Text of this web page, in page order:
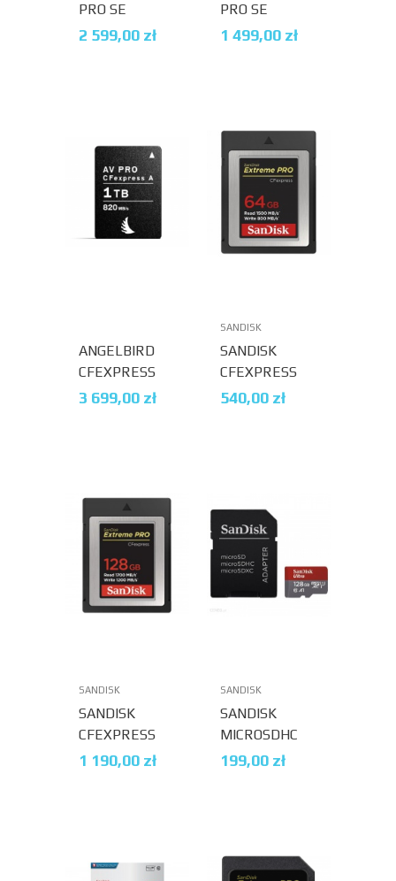
PRO SE
CFEXPRESS B
2 599,00 zł
PRO SE
CFEXPRESS B
1 499,00 zł
ANGELBIRD
CFEXPRESS
AV PRO TYP A
3 699,00 zł
SANDISK
SANDISK
CFEXPRESS
TYP B
540,00 zł
SANDISK
SANDISK
CFEXPRESS
EXTREME
1 190,00 zł
SANDISK
SANDISK
MICROSDHC
128 GB ULTRA
199,00 zł